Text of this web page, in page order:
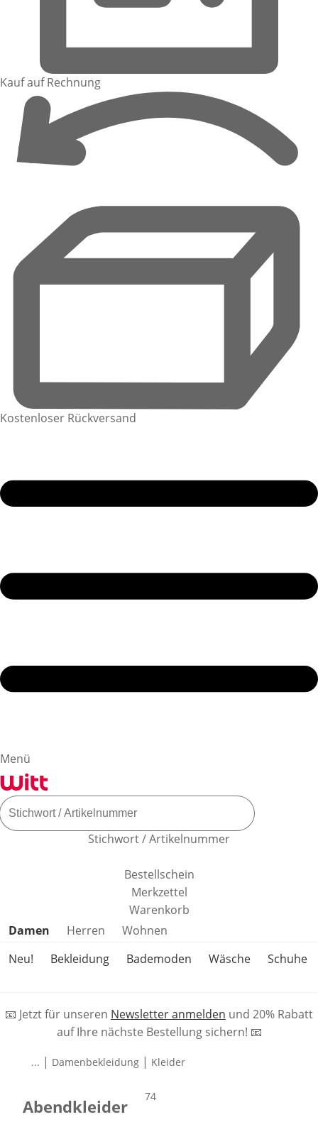
Kauf auf Rechnung
Kostenloser Rückversand
Menü
Stichwort / Artikelnummer
Bestellschein
Merkzettel
Warenkorb
Produktkategorien überspringen
Damen Herren
Wohnen
Neu!
Bekleidung Bademoden Wäsche Schuhe
📧 Jetzt für unseren Newsletter anmelden und 20% Rabatt
auf Ihre nächste Bestellung sichern! 📧
... | Damenbekleidung | Kleider
Abendkleider Produkte
74